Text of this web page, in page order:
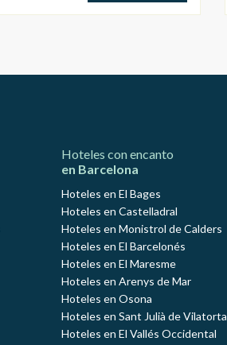
Hoteles con encanto
en Barcelona
Hoteles en El Bages
Hoteles en Castelladral
Hoteles en Monistrol de Calders
Hoteles en El Barcelonés
Hoteles en El Maresme
Hoteles en Arenys de Mar
Hoteles en Osona
Hoteles en Sant Julià de Vilatorta
Hoteles en El Vallés Occidental